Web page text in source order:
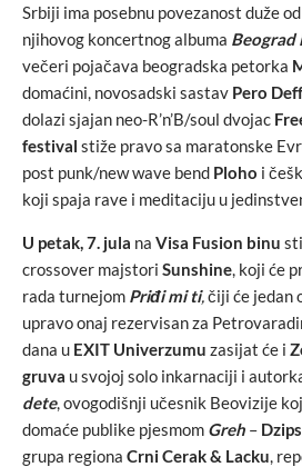
Srbiji ima posebnu povezanost duže
njihovog koncertnog albuma Beograd
večeri pojačava beogradska petorka
domaćini, novosadski sastav Pero
dolazi sjajan neo-R’n’B/soul dvojac
festival stiže pravo sa maratonske
post punk/new wave bend Ploho i
koji spaja rave i meditaciju u
U petak, 7. jula na Visa Fusion binu
crossover majstori Sunshine, koji će
rada turnejom Priđi mi ti,čiji će jedan
upravo onaj rezervisan za
dana u EXIT Univerzumu zasijat će i
gruva u svojoj solo inkarnaciji i
dete, ovogodišnji učesnik Beovizije
domaće publike pjesmom Greh –
grupa regiona Crni Cerak & Lacku,